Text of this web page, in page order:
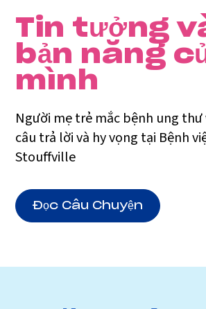
Tin tưởng
bản năng
mình
Người mẹ trẻ mắc bệnh ung
câu trả lời và hy vọng tại Bệnh
Stouffville
Đọc Câu Chuyện